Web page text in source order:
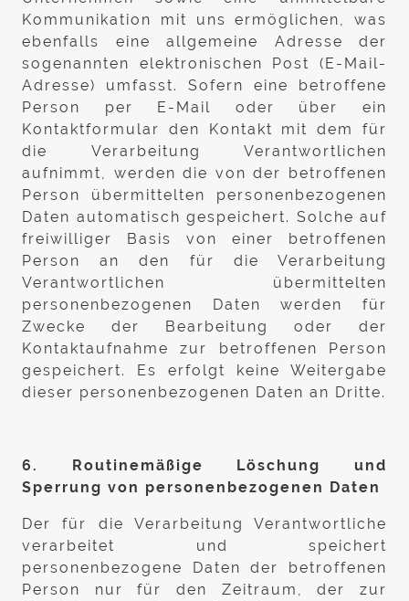
Kommunikation mit uns ermöglichen, was
ebenfalls eine allgemeine Adresse der
sogenannten elektronischen Post (E-Mail-
Adresse) umfasst. Sofern eine betroffene
Person per E-Mail oder über ein
Kontaktformular den Kontakt mit dem für
die Verarbeitung Verantwortlichen
aufnimmt, werden die von der betroffenen
Person übermittelten personenbezogenen
Daten automatisch gespeichert. Solche auf
freiwilliger Basis von einer betroffenen
Person an den für die Verarbeitung
Verantwortlichen übermittelten
personenbezogenen Daten werden für
Zwecke der Bearbeitung oder der
Kontaktaufnahme zur betroffenen Person
gespeichert. Es erfolgt keine Weitergabe
dieser personenbezogenen Daten an Dritte.
6. Routinemäßige Löschung und
Sperrung von personenbezogenen Daten
Der für die Verarbeitung Verantwortliche
verarbeitet und speichert
personenbezogene Daten der betroffenen
Person nur für den Zeitraum, der zur